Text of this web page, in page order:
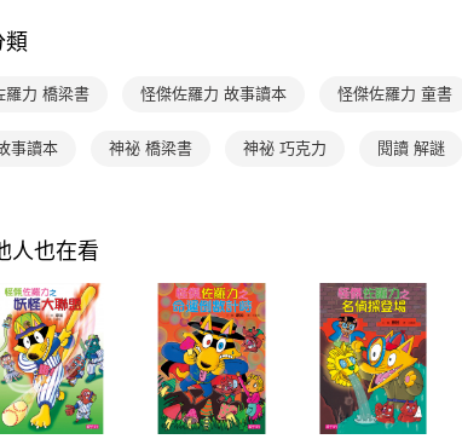
類
羅力 橋梁書 怪傑佐羅力 故事讀本 怪傑佐羅力 童書
事讀本 神祕 橋梁書 神祕 巧克力 閱讀 解謎
人也在看